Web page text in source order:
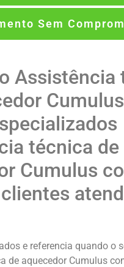
Sem
Assistência
técnica de
Cumulus
e referencia quando o
de aquecedor Cumulus